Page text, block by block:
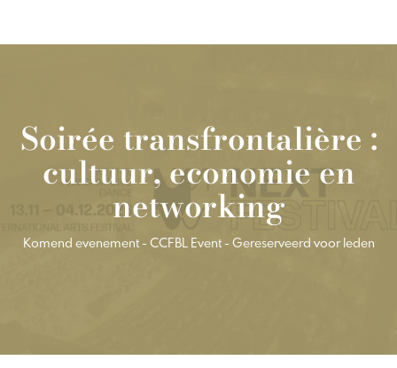
Soirée transfrontalière :
cultuur, economie en
networking
Komend evenement - CCFBL Event - Gereserveerd voor leden